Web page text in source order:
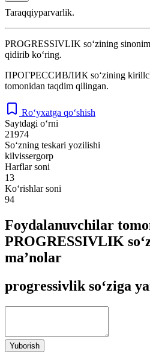
Taraqqiyparvarlik.
PROGRESSIVLIK so‘zining
qidirib ko‘ring.
ПРОГРЕССИВЛИК so‘zining
tomonidan taqdim qilingan.
Ro‘yxatga qo‘shish
Saytdagi o‘rni
21974
So‘zning teskari yozilishi
kilvissergorp
Harflar soni
13
Ko‘rishlar soni
94
Foydalanuvchilar
PROGRESSIVLIK
ma’nolar
progressivlik so‘ziga
Yuborish